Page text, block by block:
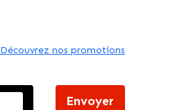
Découvrez nos promotions
Envoyer